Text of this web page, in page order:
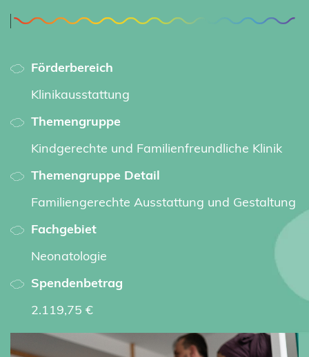
Förderbereich
Klinikausstattung
Themengruppe
Kindgerechte und Familienfreundliche Klinik
Themengruppe Detail
Familiengerechte Ausstattung und Gestaltung
Fachgebiet
Neonatologie
Spendenbetrag
2.119,75 €